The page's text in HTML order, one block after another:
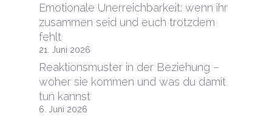
Emotionale Unerreichbarkeit: wenn ihr
zusammen seid und euch trotzdem
fehlt
21. Juni 2026
Reaktionsmuster in der Beziehung –
woher sie kommen und was du damit
tun kannst
6. Juni 2026